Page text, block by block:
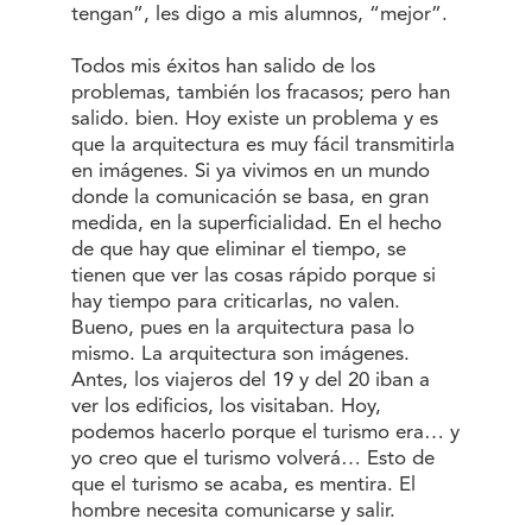
tengan”, les digo a mis alumnos, “mejor”.
Todos mis éxitos han salido de los
problemas, también los fracasos; pero han
salido. bien. Hoy existe un problema y es
que la arquitectura es muy fácil transmitirla
en imágenes. Si ya vivimos en un mundo
donde la comunicación se basa, en gran
medida, en la superficialidad. En el hecho
de que hay que eliminar el tiempo, se
tienen que ver las cosas rápido porque si
hay tiempo para criticarlas, no valen.
Bueno, pues en la arquitectura pasa lo
mismo. La arquitectura son imágenes.
Antes, los viajeros del 19 y del 20 iban a
ver los edificios, los visitaban. Hoy,
podemos hacerlo porque el turismo era… y
yo creo que el turismo volverá… Esto de
que el turismo se acaba, es mentira. El
hombre necesita comunicarse y salir.